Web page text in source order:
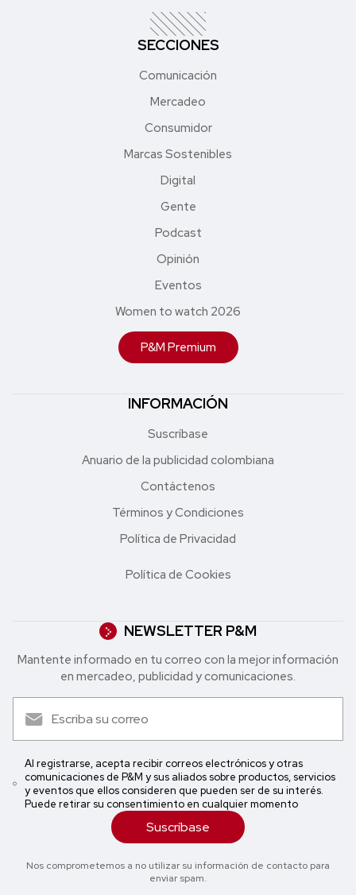
SECCIONES
Comunicación
Mercadeo
Consumidor
Marcas Sostenibles
Digital
Gente
Podcast
Opinión
Eventos
Women to watch 2026
P&M Premium
INFORMACIÓN
Suscríbase
Anuario de la publicidad colombiana
Contáctenos
Términos y Condiciones
Política de Privacidad
Política de Cookies
NEWSLETTER P&M
Mantente informado en tu correo con la mejor in formación
en mercadeo, publicidad y comunicaciones.
Al registrarse, acepta recibir correos electrónicos y otras
comunicaciones de P&M y sus aliados sobre productos, servicios
y eventos que ellos consideren que pueden ser de su interés.
Puede retirar su consentimiento en cualquier momento
Suscríbase
Nos comprometemos a no utilizar su información de contacto para
enviar spam.